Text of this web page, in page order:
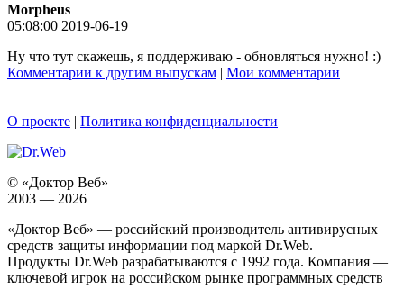
Morpheus
05:08:00 2019-06-19
Ну что тут скажешь, я поддерживаю - обновляться нужно! :)
Комментарии к другим выпускам | Мои комментарии
О проекте | Политика конфиденциальности
© «Доктор Веб»
2003 — 2026
«Доктор Веб» — российский производитель антивирусных
средств защиты информации под маркой Dr.Web.
Продукты Dr.Web разрабатываются с 1992 года. Компания —
ключевой игрок на российском рынке программных средств